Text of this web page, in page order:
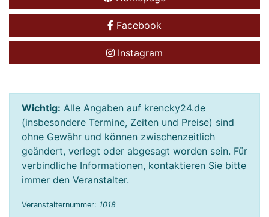
Facebook
Instagram
Wichtig: Alle Angaben auf krencky24.de
(insbesondere Termine, Zeiten und Preise) sind
ohne Gewähr und können zwischenzeitlich
geändert, verlegt oder abgesagt worden sein. Für
verbindliche Informationen, kontaktieren Sie bitte
immer den Veranstalter.
Veranstalternummer: 1018